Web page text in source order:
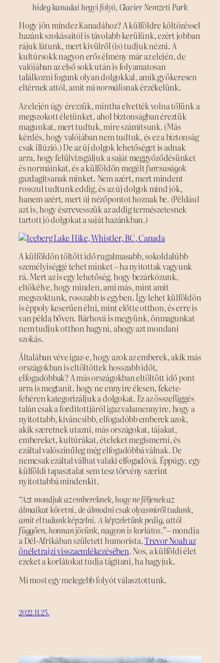
hideg kanadai hegyi folyó, Glacier Nemzeti Park
Hogy jön mindez Kanadához? A külföldre költözéssel
hazánk szokásaitól is távolabb kerülünk, ezért jobban
rájuk látunk, mert kívülről (is) tudjuk nézni. A
kultúrsokk nagyon erős élmény már az elején, de
valójában az első sokk után is folyamatosan
találkozni fogunk olyan dolgokkal, amik gyökeresen
eltérnek attól, amit minormálisnak érzékelünk.
Az elején úgy érezzük, mintha elvették volna tőlünk a
megszokott életünket, ahol biztonságban éreztük
magunkat, mert tudtuk, mire számítsunk. (Más
kérdés, hogy valójában nem tudtuk, és ez a biztonság
csak illúzió.) De az új dolgok lehetőséget is adnak
arra, hogy felülvizsgáljuk a saját meggyőződésünket
és normáinkat, és a külföldön megéltfurcsaságok
gazdagítsanak minket. Nem azért, mert mindent
rosszul tudtunk eddig, és az új dolgok mind jók,
hanem azért, mert új nézőpontot hoznak be. (Például
azt is, hogy észrevesszük az addig természetesnek
tartott jó dolgokat a saját hazánkban.)
A külföldön töltött idő rugalmasabb, sokoldalúbb
személyiséggé tehet minket – ha nyitottak vagyunk
rá. Mert az is egy lehetőség, hogy bezárkózunk,
eltökélve, hogy minden, ami más, mint amit
megszoktunk, rosszabb is egyben. Így lehet külföldön
is éppoly keserűen élni, mint előtte otthon, és erre is
van példa bőven. Bárhová is megyünk, önmagunkat
nem tudjuk otthon hagyni, ahogy azt mondani
szokás.
Általában véve igaz-e, hogy azok az emberek, akik más
országokban is eltöltöttek hosszabb időt,
elfogadóbbak? A más országokban eltöltött idő pont
arra is megtanít, hogy ne ennyire élesen, fekete-
fehéren kategorizáljuk a dolgokat. Ez az összefüggés
talán csak a fordítottjáról igaz valamennyire, hogy a
nyitottabb, kíváncsibb, elfogadóbb emberek azok,
akik szeretnek utazni, más országokat, tájakat,
embereket, kultúrákat, ételeket megismerni, és
ezáltal valószínűleg még elfogadóbbá válnak. De
nemcsak ezáltal válhat valaki elfogadóvá. Éppúgy, egy
külföldi tapasztalat sem tesz törvény szerint
nyitottabbá mindenkit.
“Azt mondjuk az embereknek, hogy ne féljenek az
álmaikat követni, de álmodni csak olyasmiről tudunk,
amit el tudunk képzelni. A képzeletünk pedig, attól
függően, honnan jövünk, nagyon is korlátos.”– mondja
a Dél-Afrikában született humorista,Trevor Noah az
önéletrajzi visszaemlékezésében. Nos, a külföldi élet
ezeket a korlátokat tudja tágítani, ha hagyjuk.
Mi most egy melegebb folyót választottunk.
2022.11.25.